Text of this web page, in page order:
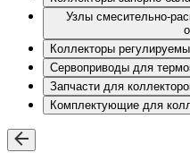
Узлы смесительно-
Коллекторы
Сервоприводы для
Запчасти для
Комплектующие для